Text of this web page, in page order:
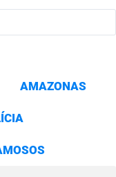
AMAZONAS